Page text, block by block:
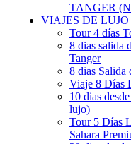
TANGER
VIAJES DE LUJO
Tour 4 días
8 dias salida
Tanger
8 dias Salida
Viaje 8 Días
10 dias
lujo)
Tour 5 Días
Sahara